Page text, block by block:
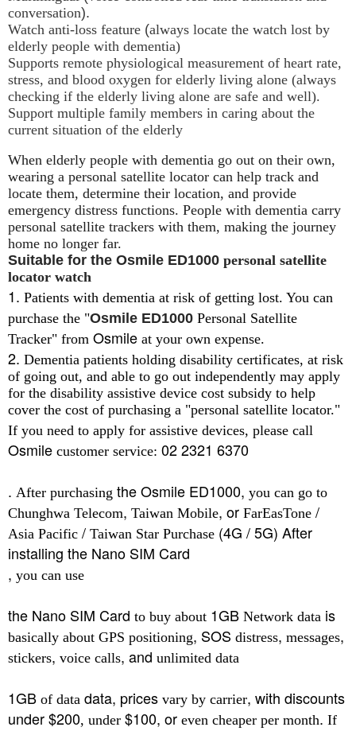
conversation).
Watch anti-loss feature (always locate the watch lost by
elderly people with dementia)
Supports remote physiological measurement of heart rate,
stress, and blood oxygen for elderly living alone (always
checking if the elderly living alone are safe and well).
Support multiple family members in caring about the
current situation of the elderly
When elderly people with dementia go out on their own,
wearing a personal satellite locator can help track and
locate them, determine their location, and provide
emergency distress functions. People with dementia carry
personal satellite trackers with them, making the journey
home no longer far.
Suitable for the Osmile ED1000 personal satellite
locator watch
1. Patients with dementia at risk of getting lost. You can
purchase the "Osmile ED1000 Personal Satellite
Tracker" from Osmile at your own expense.
2. Dementia patients holding disability certificates, at risk
of going out, and able to go out independently may apply
for the disability assistive device cost subsidy to help
cover the cost of purchasing a "personal satellite locator."
If you need to apply for assistive devices, please call
Osmile customer service: 02 2321 6370
. After purchasing the Osmile ED1000, you can go to
Chunghwa Telecom, Taiwan Mobile, or FarEasTone /
Asia Pacific / Taiwan Star Purchase (4G / 5G) After
installing the Nano SIM Card
, you can use
the Nano SIM Card to buy about 1GB Network data is
basically about GPS positioning, SOS distress, messages,
stickers, voice calls, and unlimited data
1GB of data data, prices vary by carrier, with discounts
under $200, under $100, or even cheaper per month. If